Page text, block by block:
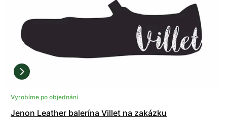
Vyrobíme po objednání
Jenon Leather balerína Villet na zakázku